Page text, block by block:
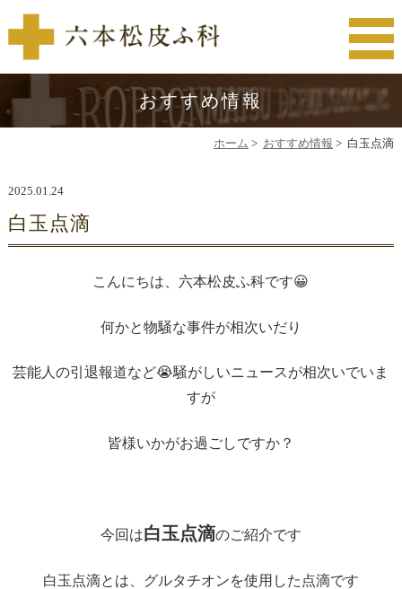
おすすめ情報
ホーム > おすすめ情報 > 白玉点滴
2025.01.24
白玉点滴
こんにちは、六本松皮ふ科です😀
何かと物騒な事件が相次いだり
芸能人の引退報道など😭騒がしいニュースが相次いでいま
すが
皆様いかがお過ごしですか？
今回は白玉点滴のご紹介です
白玉点滴とは、グルタチオンを使用した点滴です